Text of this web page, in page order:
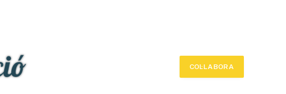
COL·LABORA